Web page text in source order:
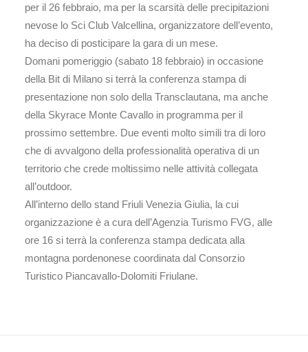
per il 26 febbraio, ma per la scarsità delle precipitazioni
nevose lo Sci Club Valcellina, organizzatore dell’evento,
ha deciso di posticipare la gara di un mese.
Domani pomeriggio (sabato 18 febbraio) in occasione
della Bit di Milano si terrà la conferenza stampa di
presentazione non solo della Transclautana, ma anche
della Skyrace Monte Cavallo in programma per il
prossimo settembre. Due eventi molto simili tra di loro
che di avvalgono della professionalità operativa di un
territorio che crede moltissimo nelle attività collegata
all’outdoor.
All’interno dello stand Friuli Venezia Giulia, la cui
organizzazione è a cura dell’Agenzia Turismo FVG, alle
ore 16 si terrà la conferenza stampa dedicata alla
montagna pordenonese coordinata dal Consorzio
Turistico Piancavallo-Dolomiti Friulane.